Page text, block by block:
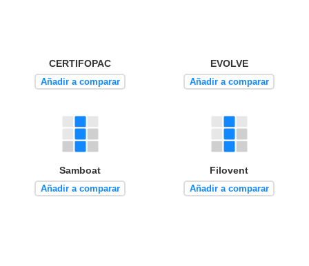
CERTIFOPAC
Añadir a comparar
EVOLVE
Añadir a comparar
Samboat
Añadir a comparar
Filovent
Añadir a comparar